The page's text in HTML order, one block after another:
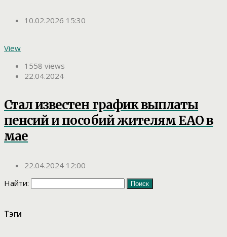
10.02.2026 15:30
View
1558 views
22.04.2024
Стал известен график выплаты
пенсий и пособий жителям ЕАО в
мае
22.04.2024 12:00
Найти:
Тэги